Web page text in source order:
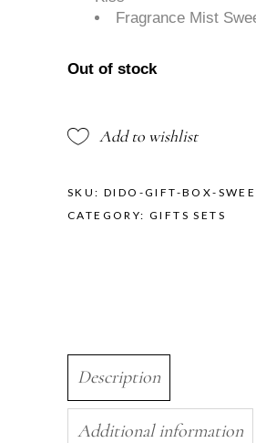
Fragrance Mist
Out of stock
Add to wishlist
SKU: DIDO-GIFT-BOX-
CATEGORY:GIFTS SETS
Description
Additional information